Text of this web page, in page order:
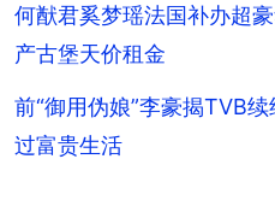
何猷君奚梦瑶法国补办超
产古堡天价租金
前“御用伪娘”李豪揭TVB
过富贵生活